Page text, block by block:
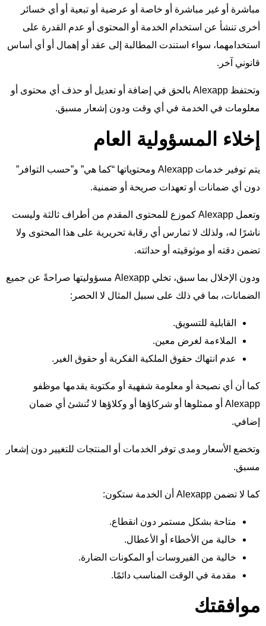
مباشرة أو غير مباشرة أو خاصة أو عرضية أو تبعية أو أي خسائر
أخرى تنشأ عن استخدام الخدمة أو المحتوى أو عدم القدرة على
استخدامهما، سواء استندت المطالبة إلى عقد أو إهمال أو أي أساس
قانوني آخر.
وتحتفظ Alexapp بالحق في إضافة أو تعديل أو حذف أي محتوى أو
معلومات في الخدمة في أي وقت ودون إشعار مسبق.
إخلاء المسؤولية العام
يتم توفير خدمات Alexapp ومحتوياتها “كما هي” و”حسب التوافر”
دون أي ضمانات أو تعهدات صريحة أو ضمنية.
وتعمل Alexapp كموزع للمحتوى المقدم من أطراف ثالثة وليست
ناشرًا له، ولذلك لا تمارس أي رقابة تحريرية على هذا المحتوى ولا
تضمن دقته أو موثوقيته أو حداثته.
ودون الإخلال بما سبق، تخلي Alexapp مسؤوليتها صراحةً عن جميع
الضمانات، بما في ذلك على سبيل المثال لا الحصر:
القابلية للتسويق.
الملاءمة لغرض معين.
عدم انتهاك حقوق الملكية الفكرية أو حقوق الغير.
كما أن أي نصيحة أو معلومة شفهية أو مكتوبة يقدمها موظفو
Alexapp أو ممثلوها أو شركاؤها أو وكلاؤها لا تُنشئ أي ضمان
إضافي.
وتخضع الأسعار ومدى توفر الخدمات أو المنتجات للتغيير دون إشعار
مسبق.
كما لا تضمن Alexapp أن الخدمة ستكون:
متاحة بشكل مستمر دون انقطاع.
خالية من الأخطاء أو الأعطال.
خالية من الفيروسات أو المكونات الضارة.
مقدمة في الوقت المناسب دائمًا.
موافقتك